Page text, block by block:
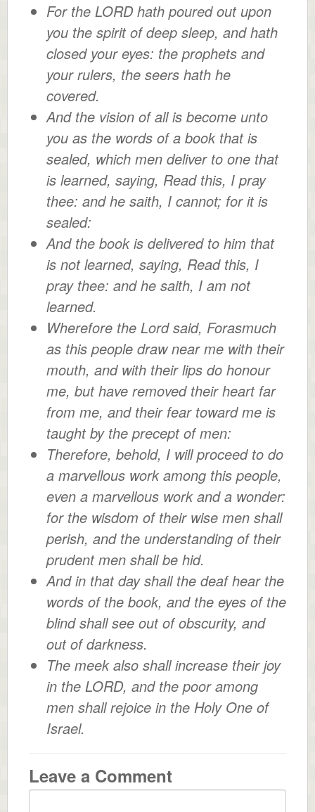
For the LORD hath poured out upon
you the spirit of deep sleep, and hath
closed your eyes: the prophets and
your rulers, the seers hath he
covered.
And the vision of all is become unto
you as the words of a book that is
sealed, which men deliver to one that
is learned, saying, Read this, I pray
thee: and he saith, I cannot; for it is
sealed:
And the book is delivered to him that
is not learned, saying, Read this, I
pray thee: and he saith, I am not
learned.
Wherefore the Lord said, Forasmuch
as this people draw near me with their
mouth, and with their lips do honour
me, but have removed their heart far
from me, and their fear toward me is
taught by the precept of men:
Therefore, behold, I will proceed to do
a marvellous work among this people,
even a marvellous work and a wonder:
for the wisdom of their wise men shall
perish, and the understanding of their
prudent men shall be hid.
And in that day shall the deaf hear the
words of the book, and the eyes of the
blind shall see out of obscurity, and
out of darkness.
The meek also shall increase their joy
in the LORD, and the poor among
men shall rejoice in the Holy One of
Israel.
Leave a Comment